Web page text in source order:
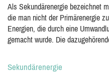
Als Sekundärenergie bezeichnet
die man nicht der Primärenergie
Energien, die durch eine
gemacht wurde. Die
Sekundärenergie